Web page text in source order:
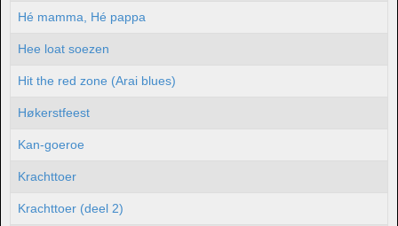
Hé mamma, Hé pappa
Hee loat soezen
Hit the red zone (Arai blues)
Høkerstfeest
Kan-goeroe
Krachttoer
Krachttoer (deel 2)